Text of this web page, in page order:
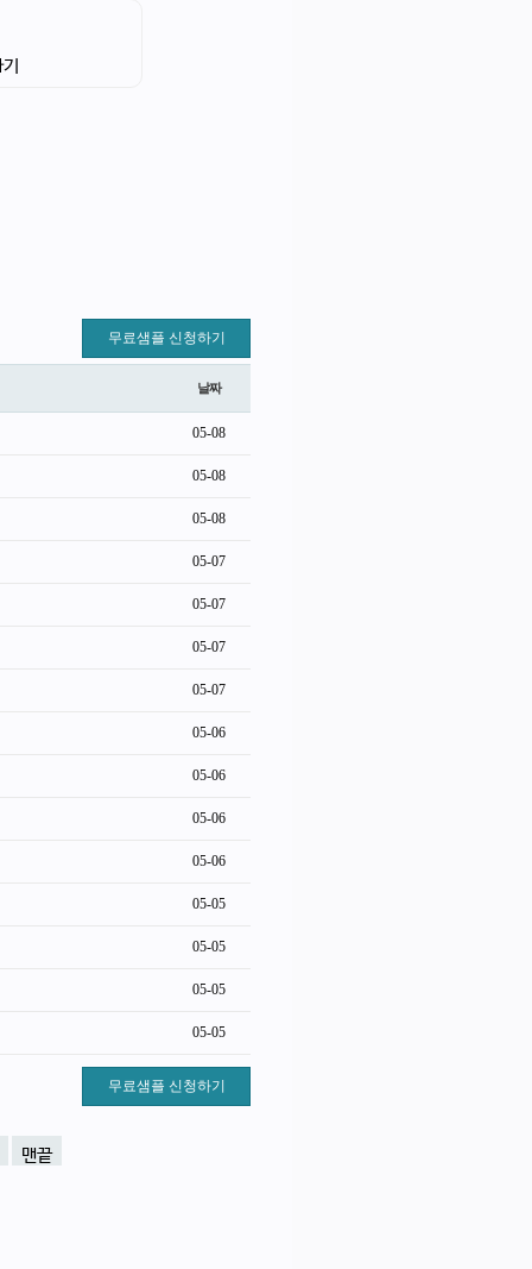
무료샘플 신청하기
날짜
05-08
05-08
05-08
05-07
05-07
05-07
05-07
05-06
05-06
05-06
05-06
05-05
05-05
05-05
05-05
무료샘플 신청하기
맨끝